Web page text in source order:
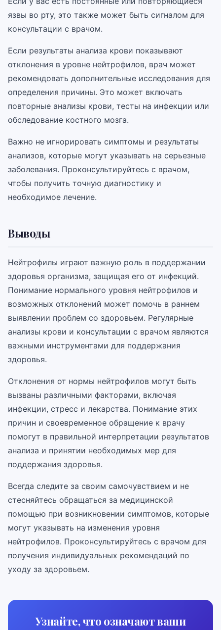
язвы во рту, это также может быть сигналом для
консультации с врачом.
Если результаты анализа крови показывают
отклонения в уровне нейтрофилов, врач может
рекомендовать дополнительные исследования для
определения причины. Это может включать
повторные анализы крови, тесты на инфекции или
обследование костного мозга.
Важно не игнорировать симптомы и результаты
анализов, которые могут указывать на серьезные
заболевания. Проконсультируйтесь с врачом,
чтобы получить точную диагностику и
необходимое лечение.
Выводы
Нейтрофилы играют важную роль в поддержании
здоровья организма, защищая его от инфекций.
Понимание нормального уровня нейтрофилов и
возможных отклонений может помочь в раннем
выявлении проблем со здоровьем. Регулярные
анализы крови и консультации с врачом являются
важными инструментами для поддержания
здоровья.
Отклонения от нормы нейтрофилов могут быть
вызваны различными факторами, включая
инфекции, стресс и лекарства. Понимание этих
причин и своевременное обращение к врачу
помогут в правильной интерпретации результатов
анализа и принятии необходимых мер для
поддержания здоровья.
Всегда следите за своим самочувствием и не
стесняйтесь обращаться за медицинской
помощью при возникновении симптомов, которые
могут указывать на изменения уровня
нейтрофилов. Проконсультируйтесь с врачом для
получения индивидуальных рекомендаций по
уходу за здоровьем.
Узнайте, что означают ваши